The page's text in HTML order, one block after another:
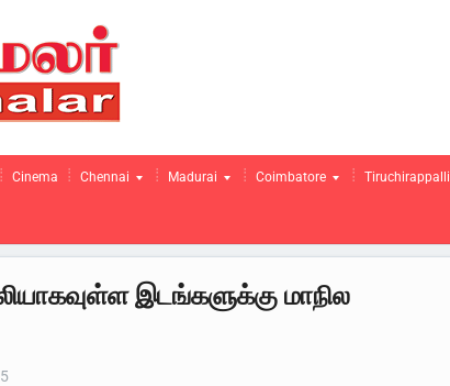
Cinema Chennai Madurai Coimbatore Tiruchirappalli
இடங்களுக்கு மாநில